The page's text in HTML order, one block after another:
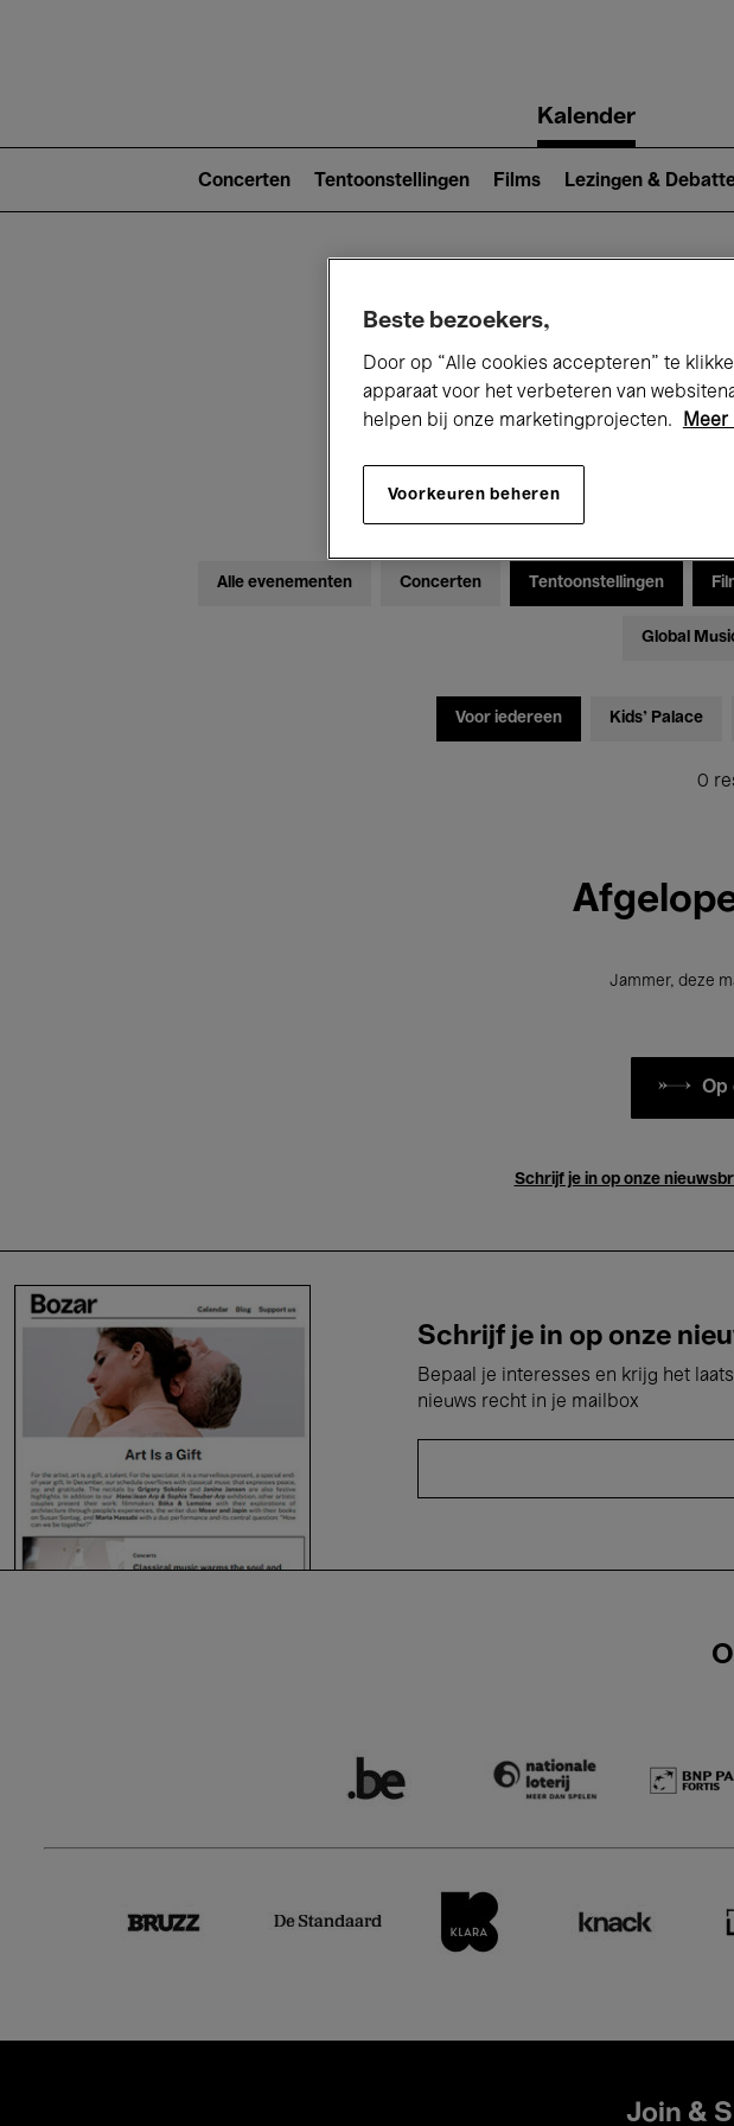
navigationKalender
2)
Concerten Tentoonstellingen Films Lezingen &
Alle evenementen Concerten Tentoonstellingen
Global
Voor iedereen Kids’ Palace
0
Jammer, deze
Op
Schrijf je in op onze
Schrijf je in op onze
Bepaal je interesses en krijg het
nieuws recht in je mailbox
Join &
Beste bezoekers,
Door op “Alle cookies accepteren” te
apparaat voor het verbeteren van
helpen bij onze marketingprojecten.
Meer
Voorkeuren beheren